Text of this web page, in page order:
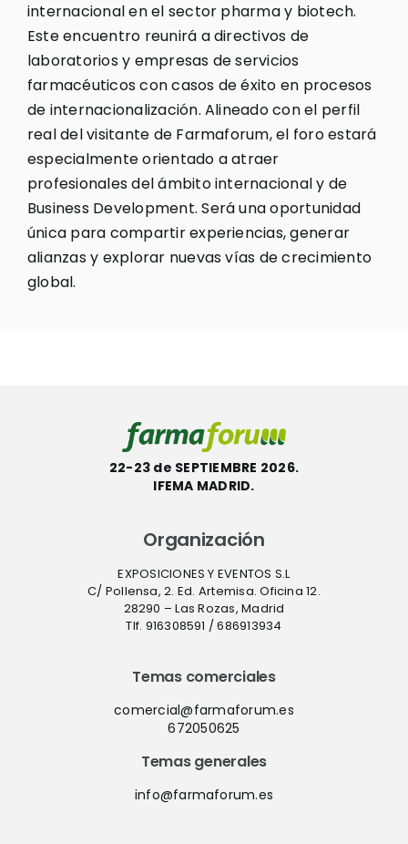
internacional en el sector pharma y biotech.
Este encuentro reunirá a directivos de
laboratorios y empresas de servicios
farmacéuticos con casos de éxito en procesos
de internacionalización. Alineado con el perfil
real del visitante de Farmaforum, el foro estará
especialmente orientado a atraer
profesionales del ámbito internacional y de
Business Development. Será una oportunidad
única para compartir experiencias, generar
alianzas y explorar nuevas vías de crecimiento
global.
22-23 de SEPTIEMBRE 2026.
IFEMA MADRID.
Organización
EXPOSICIONES Y EVENTOS S.L
C/ Pollensa, 2. Ed. Artemisa. Oficina 12.
28290 – Las Rozas, Madrid
Tlf. 916308591 / 686913934
Temas comerciales
comercial@farmaforum.es
672050625
Temas generales
info@farmaforum.es